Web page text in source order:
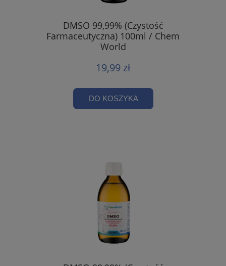
DMSO 99,99% (Czystość
Farmaceutyczna) 100ml / Chem
World
19,99 zł
DO KOSZYKA